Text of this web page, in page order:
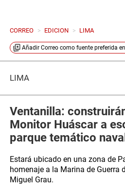
CORREO > EDICION > LIMA
Añadir Correo como fuente preferida en
LIMA
Ventanilla:
Monitor Huáscar a
parque temático naval
Estará ubicado en una zona de
homenaje a la Marina de Guerra
Miguel Grau.